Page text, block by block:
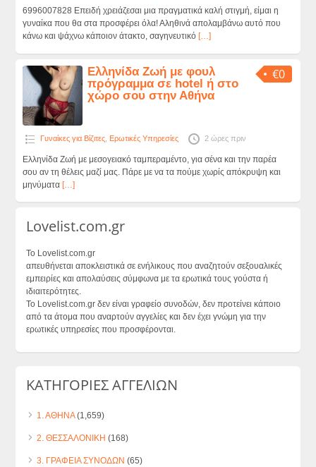
6996007828 Επειδή χρειάζεσαι μια πραγματικά καλή στιγμή, είμαι η
γυναίκα που θα στα προσφέρει όλα! Αληθινά απολαμβάνω αυτό που
κάνω και ψάχνω κάποιον άτακτο, σαγηνευτικό […]
€0
Ελληνίδα Ζωή με φουλ
πρόγραμμα σε hotel ή στο
χώρο σου στην Αθήνα
Γυναίκες για Βίζιτες, Ερωτικές Υπηρεσίες 2 ώρες πριν
Ελληνίδα Ζωή με μεσογειακό ταμπεραμέντο, για σένα και την παρέα
σου αν τη θέλεις μαζί μας. Πάρε με να τα πούμε χωρίς απόκρυψη και
μηνύματα […]
Lovelist.com.gr
Το Lovelist.com.gr
απευθήνεται αποκλειστικά σε ενήλικους που αναζητούν σεξουαλικές
εμπειρίες και απολαύσεις σύμφωνα με τα ερωτικά τους γούστα ή
ιδιαιτερότητες.
Το Lovelist.com.gr δεν είναι γραφείο συνοδών, δεν προτείνει κάποιο
από τα άτομα που αναρτούν αγγελίες και δεν έχει γνώμη για την
ερωτικές υπηρεσίες που προσφέρονται.
ΚΑΤΗΓΟΡΙΕΣ ΑΓΓΕΛΙΩΝ
1. ΑΘΗΝΑ(1,659)
2. ΘΕΣΣΑΛΟΝΙΚΗ (168)
3. ΓΡΑΦΕΙΑ ΣΥΝΟΔΩΝ (65)